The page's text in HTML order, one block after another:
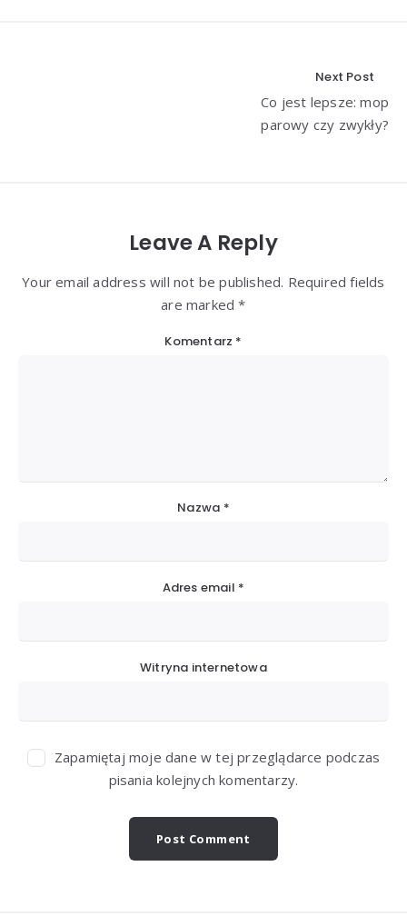
Next Post
Co jest lepsze: mop
parowy czy zwykły?
Leave A Reply
Your email address will not be published. Required fields
are marked *
Komentarz *
Nazwa *
Adres email *
Witryna internetowa
Zapamiętaj moje dane w tej przeglądarce podczas
pisania kolejnych komentarzy.